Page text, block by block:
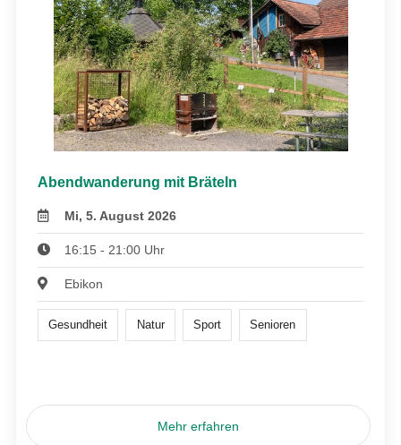
Abendwanderung mit Bräteln
Mi, 5. August 2026
16:15 - 21:00 Uhr
Ebikon
Gesundheit Natur Sport Senioren
Mehr erfahren